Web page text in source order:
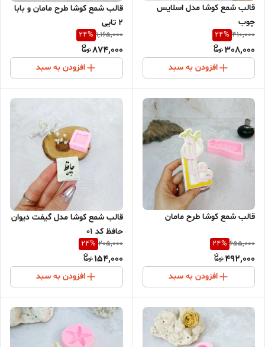
قالب شمع کوشا مدل اسلایس
چوب
410,000
24%
308,000
افزودن به سبد
قالب شمع کوشا طرح مامان و بابا
2 تایی
1,165,000
24%
874,000
افزودن به سبد
قالب شمع کوشا طرح مامان
655,000
24%
492,000
افزودن به سبد
قالب شمع کوشا مدل گیفت دیوان
حافظ کد 01
205,000
24%
154,000
افزودن به سبد